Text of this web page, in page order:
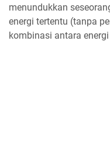
menundukkan
energi tertentu (tanpa
kombinasi antara